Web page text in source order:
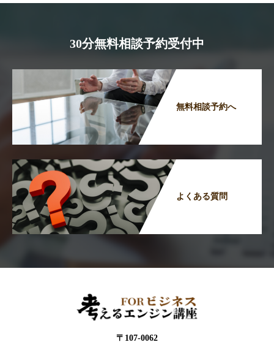
30分無料相談予約受付中
無料相談予約へ
よくある質問
〒107-0062